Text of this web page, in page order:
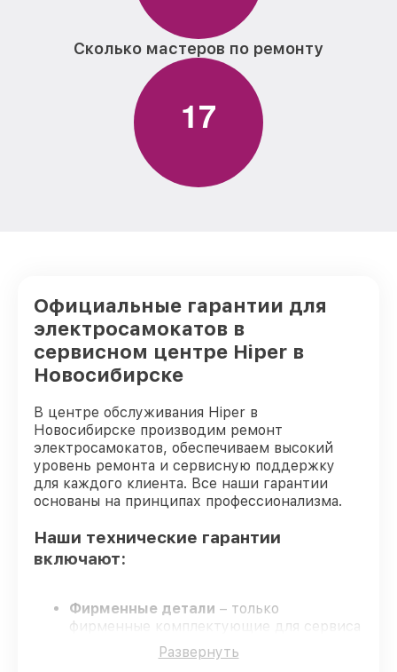
Сколько мастеров по ремонту
17
Официальные гарантии для
электросамокатов в
сервисном центре Hiper в
Новосибирске
В центре обслуживания Hiper в
Новосибирске производим ремонт
электросамокатов, обеспечиваем высокий
уровень ремонта и сервисную поддержку
для каждого клиента. Все наши гарантии
основаны на принципах профессионализма.
Наши технические гарантии
включают:
Фирменные детали – только
фирменные комплектующие для сервиса
электросамокатов.
Квалифицированные специалисты
Развернуть